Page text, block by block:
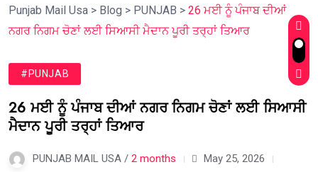
Punjab Mail Usa > Blog > PUNJAB > 26 ਮਈ ਨੂੰ ਪੰਜਾਬ ਦੀਆਂ
ਨਗਰ ਨਿਗਮ ਚੋਣਾਂ ਲਈ ਸਿਆਸੀ ਮੈਦਾਨ ਪੂਰੀ ਤਰ੍ਹਾਂ ਤਿਆਰ
#PUNJAB
26 ਮਈ ਨੂੰ ਪੰਜਾਬ ਦੀਆਂ ਨਗਰ ਨਿਗਮ ਚੋਣਾਂ ਲਈ ਸਿਆਸੀ
ਮੈਦਾਨ ਪੂਰੀ ਤਰ੍ਹਾਂ ਤਿਆਰ
PUNJAB MAIL USA / 2 months
May 25, 2026